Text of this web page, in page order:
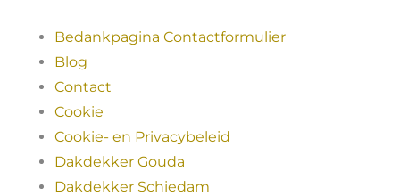
Bedankpagina Contactformulier
Blog
Contact
Cookie
Cookie- en Privacybeleid
Dakdekker Gouda
Dakdekker Schiedam